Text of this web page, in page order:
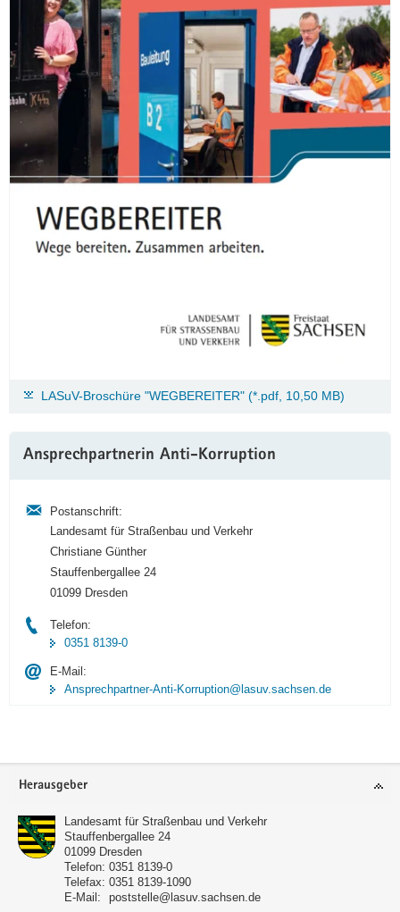
LASuV-Broschüre "WEGBEREITER" (*.pdf, 10,50 MB)
Ansprechpartnerin Anti-Korruption
Postanschrift:
Landesamt für Straßenbau und Verkehr
Christiane Günther
Stauffenbergallee 24
01099 Dresden
Telefon:
0351 8139-0
E-Mail:
Ansprechpartner-Anti-Korruption@lasuv.sachsen.de
Footer-
Herausgeber
Landesamt für Straßenbau und Verkehr
Stauffenbergallee 24
01099 Dresden
Telefon: 0351 8139-0
Telefax: 0351 8139-1090
E-Mail:
poststelle@lasuv.sachsen.de